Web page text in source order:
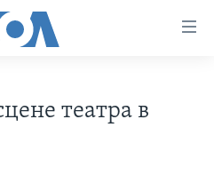
театра в